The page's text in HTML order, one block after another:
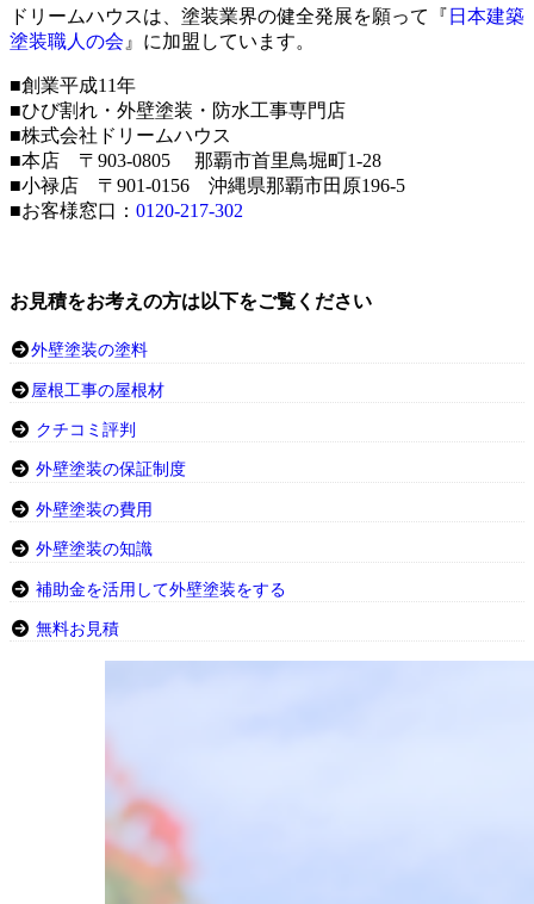
ドリームハウスは、塗装業界の健全発展を願って『 日本建築
塗装職人の会 』に加盟しています。
■創業平成11年
■ひび割れ・外壁塗装・防水工事専門店
■株式会社ドリームハウス
■本店 〒903-0805 那覇市首里鳥堀町1-28
■小禄店 〒901-0156 沖縄県那覇市田原196-5
■お客様窓口： 0120-217-302
お見積をお考えの方は以下をご覧ください
外壁塗装の塗料
屋根工事の屋根材
クチコミ評判
外壁塗装の保証制度
外壁塗装の費用
外壁塗装の知識
補助金を活用して外壁塗装をする
無料お見積